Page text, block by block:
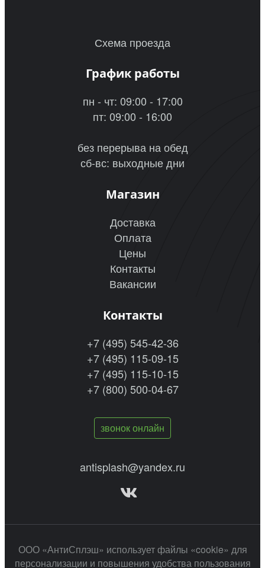
Схема проезда
График работы
пн - чт: 09:00 - 17:00
пт: 09:00 - 16:00
без перерыва на обед
сб-вс: выходные дни
Магазин
Доставка
Оплата
Цены
Контакты
Вакансии
Контакты
+7 (495) 545-42-36
+7 (495) 115-09-15
+7 (495) 115-10-15
+7 (800) 500-04-67
звонок онлайн
antisplash@yandex.ru
ООО «АнтиСплэш» использует файлы «cookie» для
персонализации и повышения удобства пользования